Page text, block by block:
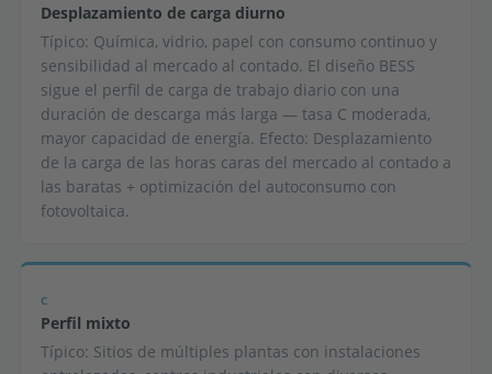
Desplazamiento de carga diurno
Típico: Química, vidrio, papel con consumo continuo y
sensibilidad al mercado al contado. El diseño BESS
sigue el perfil de carga de trabajo diario con una
duración de descarga más larga — tasa C moderada,
mayor capacidad de energía. Efecto: Desplazamiento
de la carga de las horas caras del mercado al contado a
las baratas + optimización del autoconsumo con
fotovoltaica.
C
Perfil mixto
Típico: Sitios de múltiples plantas con instalaciones